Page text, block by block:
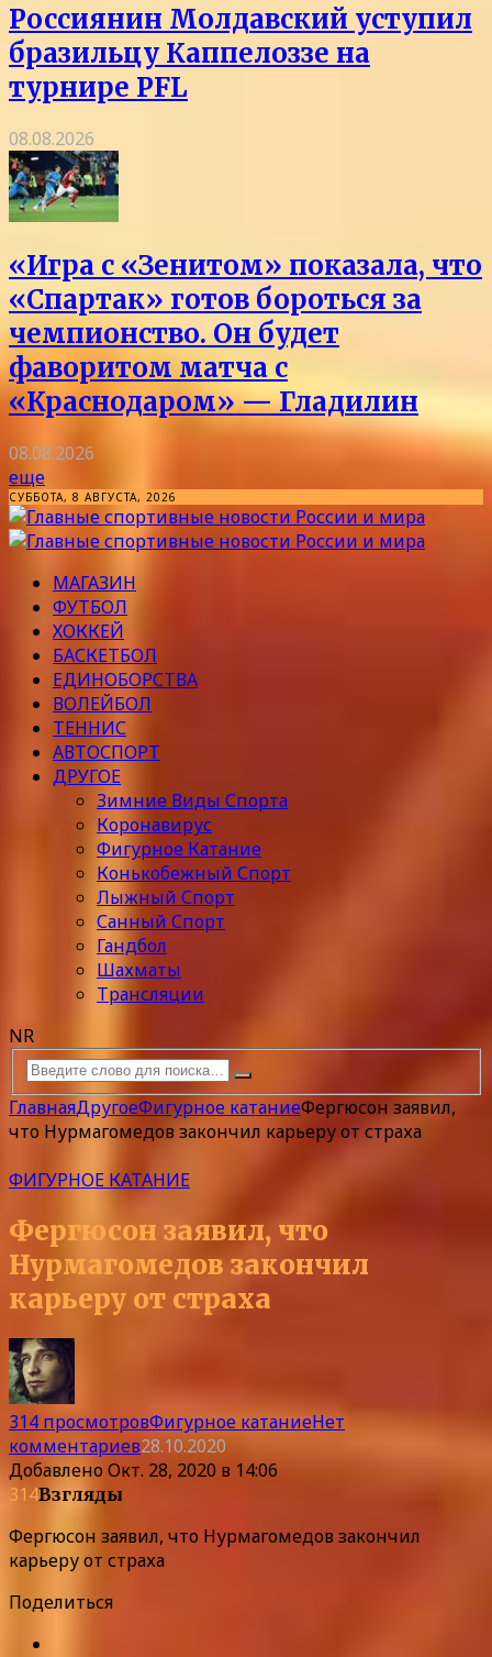
Россиянин Молдавский уступил
бразильцу Каппелоззе на
турнире PFL
08.08.2026
«Игра с «Зенитом» показала, что
«Спартак» готов бороться за
чемпионство. Он будет
фаворитом матча с
«Краснодаром» — Гладилин
08.08.2026
еще
СУББОТА, 8 АВГУСТА, 2026
МАГАЗИН
ФУТБОЛ
ХОККЕЙ
БАСКЕТБОЛ
ЕДИНОБОРСТВА
ВОЛЕЙБОЛ
ТЕННИС
АВТОСПОРТ
ДРУГОЕ
Зимние Виды Спорта
Коронавирус
Фигурное Катание
Конькобежный Спорт
Лыжный Спорт
Санный Спорт
Гандбол
Шахматы
Трансляции
NR
ГлавнаяДругоеФигурное катаниеФергюсон заявил,
что Нурмагомедов закончил карьеру от страха
ФИГУРНОЕ КАТАНИЕ
Фергюсон заявил, что
Нурмагомедов закончил
карьеру от страха
314 просмотровФигурное катаниеНет
комментариев28.10.2020
ДобавленоОкт. 28, 2020 в 14:06
314Взгляды
Фергюсон заявил, что Нурмагомедов закончил
карьеру от страха
Поделиться